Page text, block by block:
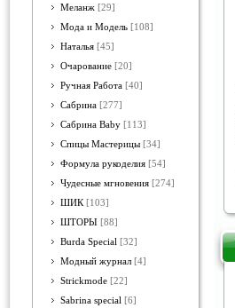
Меланж [29]
Мода и Модель [108]
Наталья [45]
Очарование [20]
Ручная Работа [40]
Сабрина [277]
Сабрина Baby [113]
Спицы Мастерицы [34]
Формула рукоделия [54]
Чудесные мгновения [274]
ШИК [103]
ШТОРЫ [88]
Burda Special [32]
Модный журнал [4]
Strickmode [22]
Sabrina special [6]